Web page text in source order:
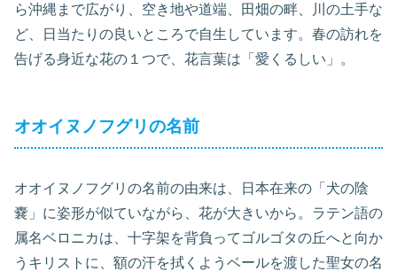
ら沖縄まで広がり、空き地や道端、田畑の畔、川の土手な
ど、日当たりの良いところで自生しています。春の訪れを
告げる身近な花の１つで、花言葉は「愛くるしい」。
オオイヌノフグリの名前
オオイヌノフグリの名前の由来は、日本在来の「犬の陰
嚢」に姿形が似ていながら、花が大きいから。ラテン語の
属名ベロニカは、十字架を背負ってゴルゴタの丘へと向か
うキリストに、額の汗を拭くようベールを渡した聖女の名